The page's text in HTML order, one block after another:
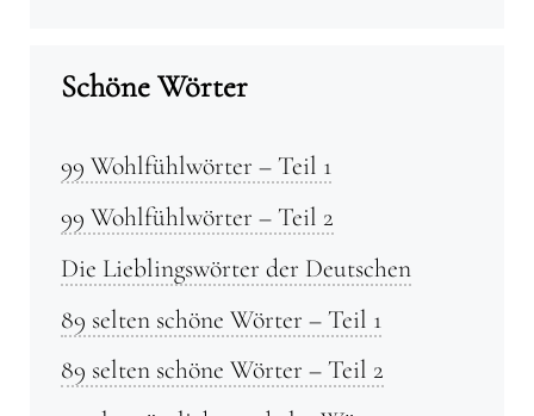
Schöne Wörter
99 Wohlfühlwörter – Teil 1
99 Wohlfühlwörter – Teil 2
Die Lieblingswörter der Deutschen
89 selten schöne Wörter – Teil 1
89 selten schöne Wörter – Teil 2